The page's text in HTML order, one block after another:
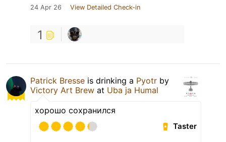
24 Apr 26 View Detailed Check-in
1
Patrick Bresse is drinking a Pyotr by
Victory Art Brew at Uba ja Humal
хорошо сохранился
Taster